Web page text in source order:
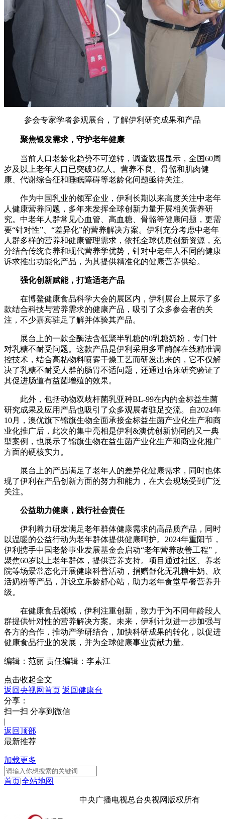
参会专家学者参观展台，了解伊利研究成果和产品
聚焦银发需求，守护老年健康
当前人口老龄化趋势不可逆转，调查数据显示，全国60周
岁及以上老年人口已突破3亿人。营养不良、骨骼和肌肉健
康、代谢综合征和睡眠障碍等老龄化问题亟待关注。
作为中国乳业的领军企业，伊利长期以来高度关注中老年
人健康营养问题，多年来发挥全球创新力量开展相关营养研
究。中老年人群常见心血管、高血糖、骨骼等健康问题，更需
要“针对性”、“差异化”的营养解决方案。伊利充分考虑中老年
人群多样的营养和健康管理需求，依托全球优质创新资源，充
分结合传统食养和现代营养学优势，针对中老年人不同的健康
诉求推出功能化产品，为其提供精准化的健康营养供给。
强化创新赋能，打造适老产品
在博鳌健康食品科学大会的展区内，伊利展台上展示了多
款结合科技与营养需求的健康产品，吸引了众多参会者的关
注，不少嘉宾驻足了解并体验其产品。
展台上的一款全酶法含低聚半乳糖的0乳糖奶粉，专门针
对乳糖不耐受问题。这款产品是伊利采用多重酶解在线精准调
控技术，结合高粘物料喷雾干燥工艺而研发出来的，它不仅解
决了乳糖不耐受人群的肠胃不适问题，还通过临床研究验证了
其促进肠道有益菌增殖的效果。
此外，包括动物双歧杆菌乳亚种BL-99在内的金标益生菌
研究成果及应用产品也吸引了众多观展者驻足交流。自2024年
10月，澳优旗下锦旗生物全面承接金标益生菌产业化生产和商
业化推广后，此次的集中亮相是伊利&澳优创新协同的又一典
型案例，也展示了锦旗生物在益生菌产业化生产和商业化推广
方面的硬核实力。
展台上的产品满足了老年人的差异化健康需求，同时也体
现了伊利在产品创新方面的努力和能力，在大会现场受到广泛
关注。
公益助力健康，践行社会责任
伊利着力研发满足老年群体健康需求的高品质产品，同时
以温暖的公益行动为老年群体提供健康呵护。2024年重阳节，
伊利携手中国老龄事业发展基金会启动“老年营养改善工程”，
聚焦60岁以上老年群体，提供营养支持。项目通过社区、养老
院等场景常态化开展健康科普活动，捐赠舒化无乳糖牛奶、欣
活奶粉等产品，并设立乐龄舒心站，助力老年食堂早餐营养升
级。
在健康食品领域，伊利注重创新，致力于为不同年龄段人
群提供针对性的营养解决方案。未来，伊利计划进一步加强与
各方的合作，推动产学研结合，加快科研成果的转化，以促进
健康食品行业的发展，并为全球健康事业贡献力量。
编辑：范丽 责任编辑：李素江
点击收起全文
返回央视网首页 返回健康台
分享：
扫一扫 分享到微信
|
返回顶部
最新推荐
加载更多
首页|全站地图
中央广播电视总台央视网 版权所有